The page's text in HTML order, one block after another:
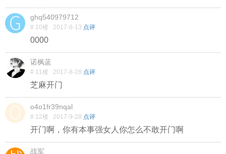
ghq540979712
# 10楼 2017-8-13 点评
0000
诺枫蓝
# 11楼 2017-8-28 点评
芝麻开门
o4o1fr39nqal
# 12楼 2017-9-28 点评
开门啊，你有本事强女人你怎么不敢开门啊
战军